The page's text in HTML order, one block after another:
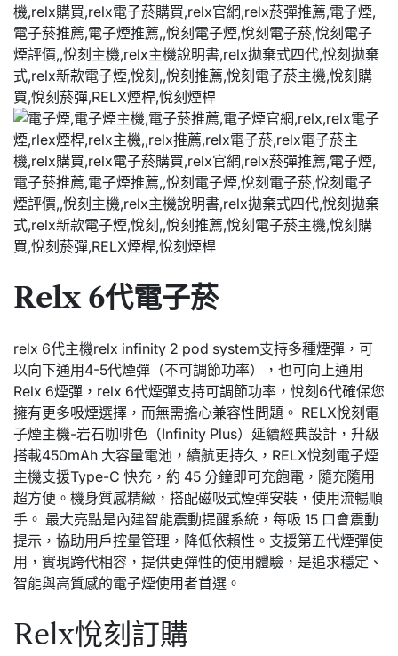
Relx 6代電子菸
relx 6代主機relx infinity 2 pod system支持多種煙彈，可
以向下通用4-5代煙彈（不可調節功率），也可向上通用
Relx 6煙彈，relx 6代煙彈支持可調節功率，悅刻6代確保您
擁有更多吸煙選擇，而無需擔心兼容性問題。 RELX悅刻電
子煙主機-岩石咖啡色（Infinity Plus）延續經典設計，升級
搭載450mAh 大容量電池，續航更持久，RELX悅刻電子煙
主機支援Type-C 快充，約 45 分鐘即可充飽電，隨充隨用
超方便。機身質感精緻，搭配磁吸式煙彈安裝，使用流暢順
手。 最大亮點是內建智能震動提醒系統，每吸 15 口會震動
提示，協助用戶控量管理，降低依賴性。支援第五代煙彈使
用，實現跨代相容，提供更彈性的使用體驗，是追求穩定、
智能與高質感的電子煙使用者首選。
Relx悅刻訂購